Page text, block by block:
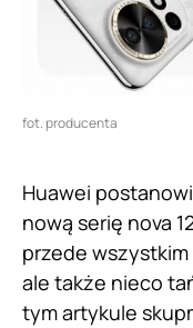
fot. producenta
Huawei
nową serię nova
przede wszystkim
ale także nieco
tym artykule